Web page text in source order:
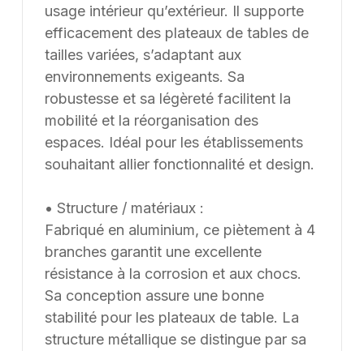
l’événementiel et des environnements de travail dans
leurs projets d’aménagement, en France et à
l’international. Les modèles présentés au catalogue
sont adaptables sur mesure, notamment en termes de
dimensions, de finitions et de coloris, selon les besoins
du client. Nous pouvons également développer des
solutions sur mesure à partir d’une feuille blanche,
chaque projet pouvant être conçu et ajusté selon les
contraintes et les usages spécifiques.
usage intérieur qu’extérieur. Il supporte
efficacement des plateaux de tables de
tailles variées, s’adaptant aux
environnements exigeants. Sa
robustesse et sa légèreté facilitent la
mobilité et la réorganisation des
espaces. Idéal pour les établissements
souhaitant allier fonctionnalité et design.
• Structure / matériaux :
Fabriqué en aluminium, ce piètement à 4
branches garantit une excellente
résistance à la corrosion et aux chocs.
Sa conception assure une bonne
stabilité pour les plateaux de table. La
structure métallique se distingue par sa